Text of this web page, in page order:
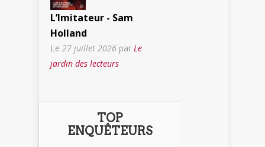
L’Imitateur - Sam
Holland
Le 27 juillet 2026 par Le
jardin des lecteurs
TOP
ENQUÊTEURS